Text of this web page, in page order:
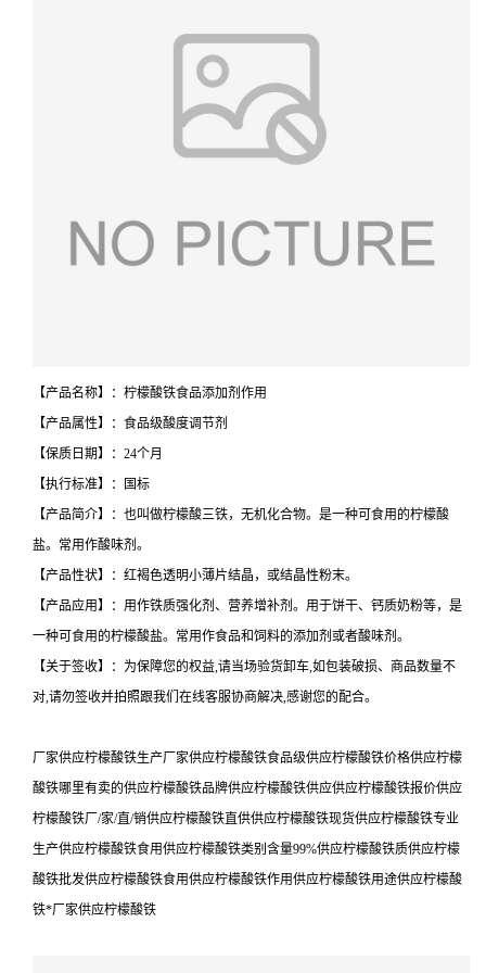
【产品名称】：柠檬酸铁食品添加剂作用
【产品属性】：食品级酸度调节剂
【保质日期】：24个月
【执行标准】：国标
【产品简介】：也叫做柠檬酸三铁，无机化合物。是一种可食用的柠檬酸
盐。常用作酸味剂。
【产品性状】：红褐色透明小薄片结晶，或结晶性粉末。
【产品应用】：用作铁质强化剂、营养增补剂。用于饼干、钙质奶粉等，是
一种可食用的柠檬酸盐。常用作食品和饲料的添加剂或者酸味剂。
【关于签收】：为保障您的权益,请当场验货卸车,如包装破损、商品数量不
对,请勿签收并拍照跟我们在线客服协商解决,感谢您的配合。
厂家供应柠檬酸铁生产厂家供应柠檬酸铁食品级供应柠檬酸铁价格供应柠檬
酸铁哪里有卖的供应柠檬酸铁品牌供应柠檬酸铁供应供应柠檬酸铁报价供应
柠檬酸铁厂/家/直/销供应柠檬酸铁直供供应柠檬酸铁现货供应柠檬酸铁专业
生产供应柠檬酸铁食用供应柠檬酸铁类别含量99%供应柠檬酸铁质供应柠檬
酸铁批发供应柠檬酸铁食用供应柠檬酸铁作用供应柠檬酸铁用途供应柠檬酸
铁*厂家供应柠檬酸铁